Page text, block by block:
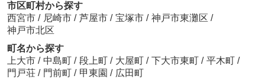
市区町村から探す
西宮市 / 尼崎市 / 芦屋市 / 宝塚市 / 神戸市東灘区 /
神戸市北区
町名から探す
上大市 / 中島町 / 段上町 / 大屋町 / 下大市東町 / 平木町 /
門戸荘 / 門前町 / 甲東園 / 広田町